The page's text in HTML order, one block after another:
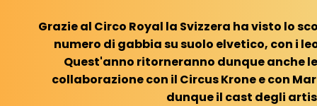
Grazie al Circo Royal la Svizzera ha visto lo
numero di gabbia su suolo elvetico, con i
Quest'anno ritorneranno dunque anche
collaborazione con il Circus Krone e con
dunque il cast degli